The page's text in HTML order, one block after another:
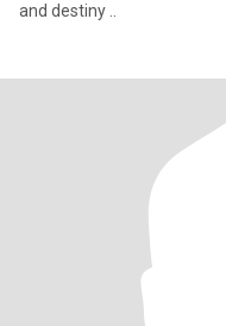
and destiny ..